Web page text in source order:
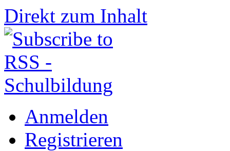
Direkt zum Inhalt
Anmelden
Registrieren